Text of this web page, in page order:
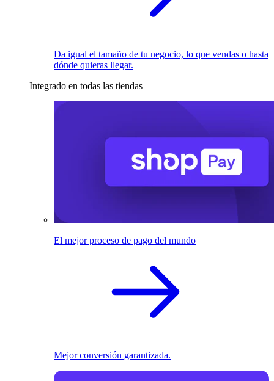
Da igual el tamaño de tu negocio, lo que vendas o hasta
dónde quieras llegar.
Integrado en todas las tiendas
El mejor proceso de pago del mundo
Mejor conversión garantizada.